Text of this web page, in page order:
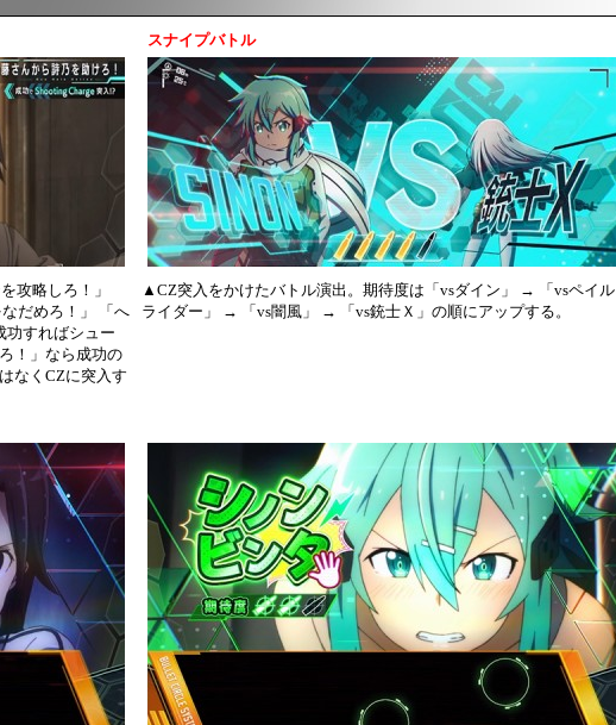
スナイプバトル
攻略しろ！」
だめろ！」 「へ
すればシュー
！」なら成功の
なくCZに突入す
▲CZ突入をかけたバトル演出。期待度は「vsダイン」 → 「vsペイル
ライダー」 → 「vs闇風」 → 「vs銃士Ｘ」の順にアップする。